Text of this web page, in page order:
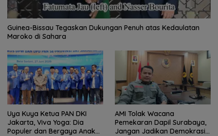
Guinea-Bissau Tegaskan Dukungan Penuh atas Kedaulatan
Maroko di Sahara
Uya Kuya Ketua PAN DKI
Jakarta, Viva Yoga: Dia
Populer dan Bergaya Anak
AMI Tolak Wacana
Pemekaran Dapil Surabaya,
Jangan Jadikan Demokrasi